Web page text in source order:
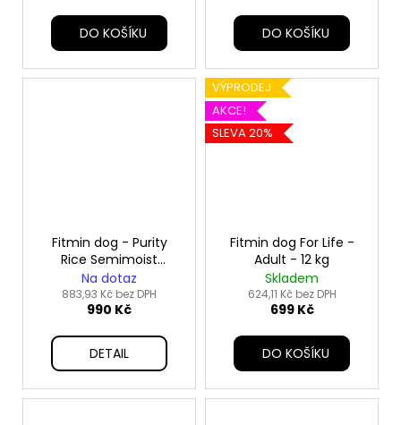
DO KOŠÍKU DO KOŠÍKU
Fitmin dog - Purity
Rice Semimoist
Rabbit&Lamb - 4 kg
Na dotaz
883,93 Kč bez DPH
990 Kč
DETAIL
VÝPRODEJ
AKCE!
SLEVA 20%
Fitmin dog For Life -
Adult - 12 kg
Skladem
624,11 Kč bez DPH
699 Kč
DO KOŠÍKU